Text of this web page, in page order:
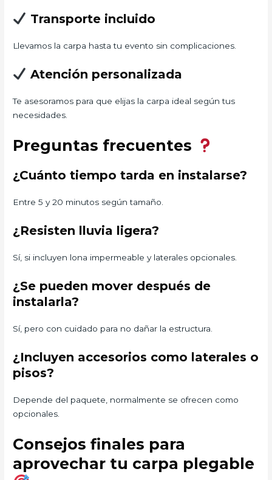
Transporte incluido
Llevamos la carpa hasta tu evento sin complicaciones.
Atención personalizada
Te asesoramos para que elijas la carpa ideal según tus
necesidades.
Preguntas frecuentes
¿Cuánto tiempo tarda en instalarse?
Entre 5 y 20 minutos según tamaño.
¿Resisten lluvia ligera?
Sí, si incluyen lona impermeable y laterales opcionales.
¿Se pueden mover después de
instalarla?
Sí, pero con cuidado para no dañar la estructura.
¿Incluyen accesorios como laterales o
pisos?
Depende del paquete, normalmente se ofrecen como
opcionales.
Consejos finales para
aprovechar tu carpa plegable